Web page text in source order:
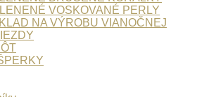
VOSKOVANÉ PERLY
NA VÝROBU VIANOČNEJ